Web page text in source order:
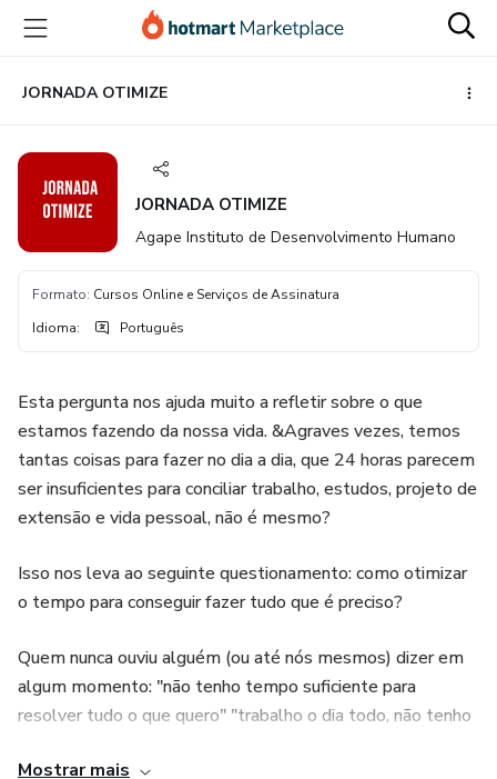
para
conteúdo
principal
para
pagamento
para
rodapé
JORNADA OTIMIZE
JORNADA OTIMIZE
Agape Instituto de Desenvolvimento Humano
Formato: Cursos Online e Serviços de Assinatura
Idioma: Português
Esta pergunta nos ajuda muito a refletir sobre o que
estamos fazendo da nossa vida. &Agraves vezes, temos
tantas coisas para fazer no dia a dia, que 24 horas parecem
ser insuficientes para conciliar trabalho, estudos, projeto de
extensão e vida pessoal, não é mesmo?
Isso nos leva ao seguinte questionamento: como otimizar
o tempo para conseguir fazer tudo que é preciso?
Quem nunca ouviu alguém (ou até nós mesmos) dizer em
algum momento: "não tenho tempo suficiente para
resolver tudo o que quero" "trabalho o dia todo, não tenho
disciplina para fazer isso sozinho"...
Mostrar mais